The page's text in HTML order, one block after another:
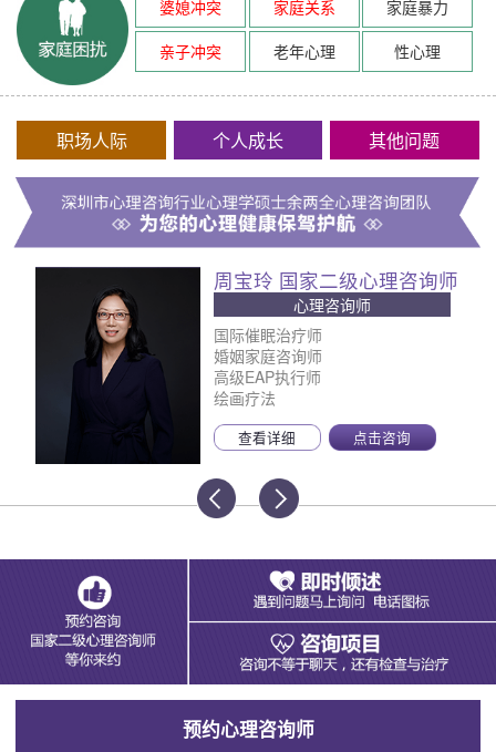
婆媳冲突 家庭关系
家庭暴力
亲子冲突
老年心理 性心理
职场人际 个人成长 其他问题
周宝玲 国家二级心理咨询师
心理咨询师
国际催眠治疗师
婚姻家庭咨询师
高级EAP执行师
绘画疗法
查看详细 点击咨询
预约心理咨询师